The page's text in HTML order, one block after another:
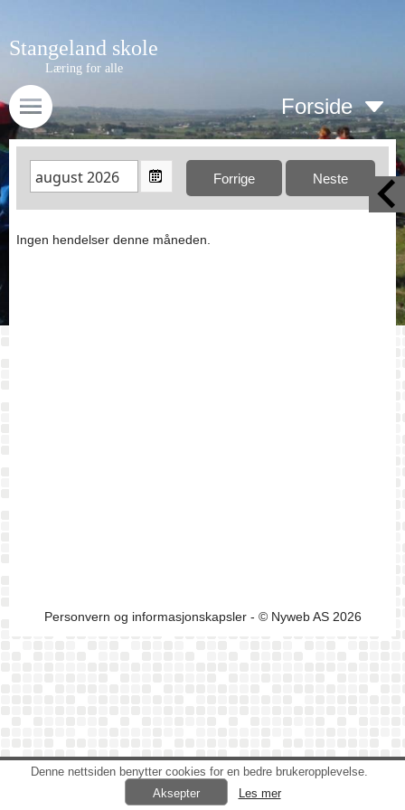
Stangeland skole
Læring for alle
Forside
Ingen hendelser denne måneden.
Personvern og informasjonskapsler- © Nyweb AS 2026
Denne nettsiden benytter cookies for en bedre brukeropplevelse.
Les mer